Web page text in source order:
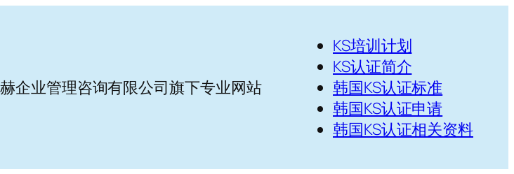
企业管理咨询有限公司旗下专业网站
KS培训计划
KS认证简介
韩国KS认证标准
韩国KS认证申请
韩国KS认证相关资料